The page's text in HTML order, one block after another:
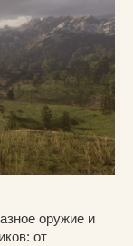
оружие и
от